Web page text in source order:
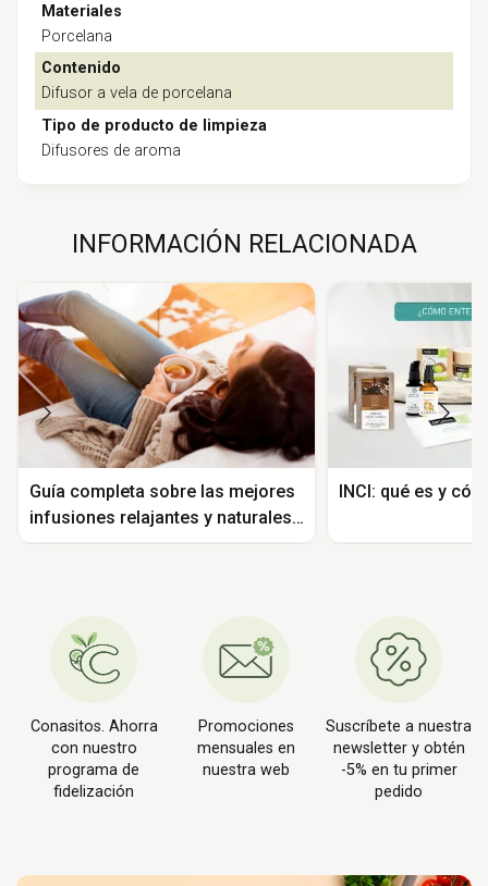
Materiales
Porcelana
Contenido
Difusor a vela de porcelana
Tipo de producto de limpieza
Difusores de aroma
INFORMACIÓN RELACIONADA
Guía completa sobre las mejores
infusiones relajantes y naturales
para el cuerpo humano
INCI: qué es y
Conasitos. Ahorra
con nuestro
programa de
fidelización
Promociones
mensuales en
nuestra web
Suscríbete a nuestra
newsletter y obtén
-5% en tu primer
pedido